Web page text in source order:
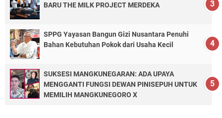
BARU THE MILK PROJECT MERDEKA
SPPG Yayasan Bangun Gizi Nusantara Penuhi
Bahan Kebutuhan Pokok dari Usaha Kecil
SUKSESI MANGKUNEGARAN: ADA UPAYA
MENGGANTI FUNGSI DEWAN PINISEPUH UNTUK
MEMILIH MANGKUNEGORO X